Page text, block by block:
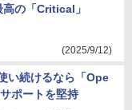
の「Critical」
(2025/9/12)
い続けるなら「Ope
ポートを堅持